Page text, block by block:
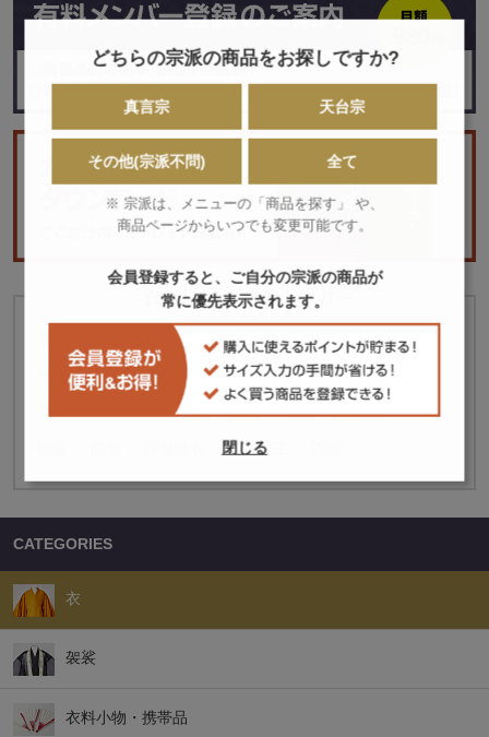
「衣」に属するカテゴリー
半天 裃 掛衣 裙・腰衣
作務衣 直綴 襦袢・防寒肌着 鈴懸 素絹
被布 褊衫 帽子・尼僧頭巾
追加加工
CATEGORIES
衣
袈裟
衣料小物・携帯品
どちらの宗派の商品をお探しですか?
真言宗 天台宗
その他(宗派不問) 全て
※ 宗派は、メニューの「商品を探す」 や、
商品ページからいつでも変更可能です。
会員登録すると、ご自分の宗派の商品が
常に優先表示されます。
閉じる